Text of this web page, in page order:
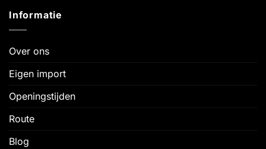
Informatie
Over ons
Eigen import
Openingstijden
Route
Blog